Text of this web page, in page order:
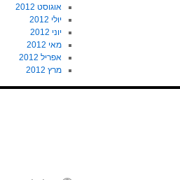
אוגוסט 2012
יולי 2012
יוני 2012
מאי 2012
אפריל 2012
מרץ 2012